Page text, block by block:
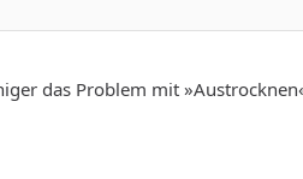
das Problem mit